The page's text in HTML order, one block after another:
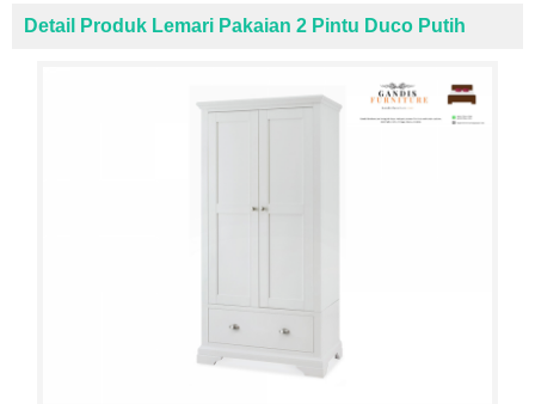
Detail Produk Lemari Pakaian 2 Pintu Duco Putih